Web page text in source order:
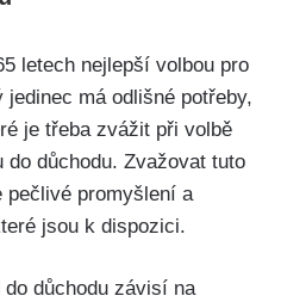
letech nejlepší volbou pro
má odlišné potřeby,
je třeba zvážit při volbě
do důchodu. Zvažovat tuto
pečlivé promyšlení a
jsou k dispozici.
důchodu závisí na